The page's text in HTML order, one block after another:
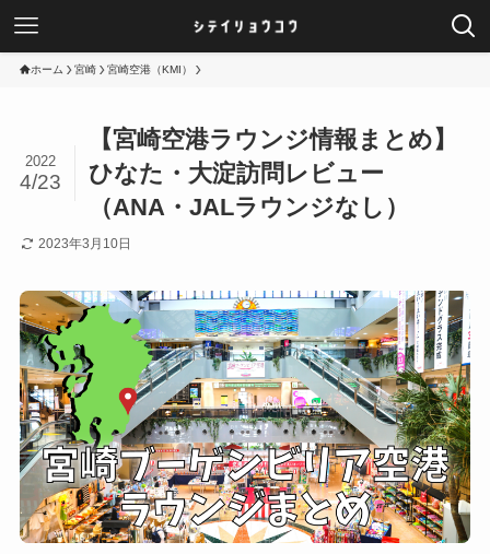
ホーム 宮崎 宮崎空港（KMI）
【宮崎空港ラウンジ情報まとめ】
ひなた・大淀訪問レビュー
（ANA・JALラウンジなし）
2022
4/23
2023年3月10日